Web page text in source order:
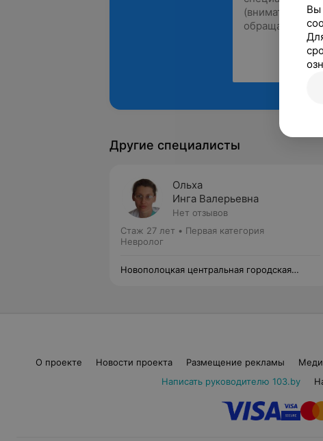
Другие специалисты
Ольха
Инга Валерьевна
Нет отзывов
Стаж 27 лет • Первая категория
Невролог
Новополоцкая центральная городская
О проекте Новости проекта Размещение рекламы
Написать руководителю 103.by
Вы